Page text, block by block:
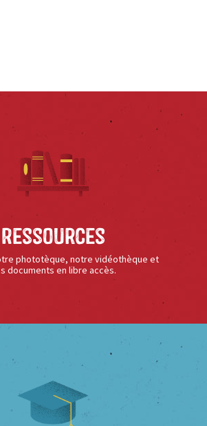
Ressources
phototèque, notre vidéothèque et
documents en libre accès.